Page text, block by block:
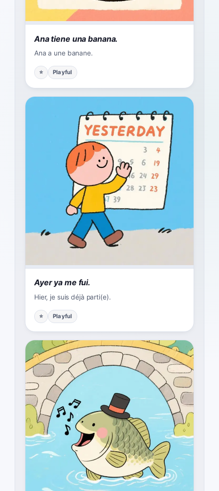
Ana tiene una banana.
Ana a une banane.
⭐ Playful
Ayer ya me fui.
Hier, je suis déjà parti(e).
⭐ Playful